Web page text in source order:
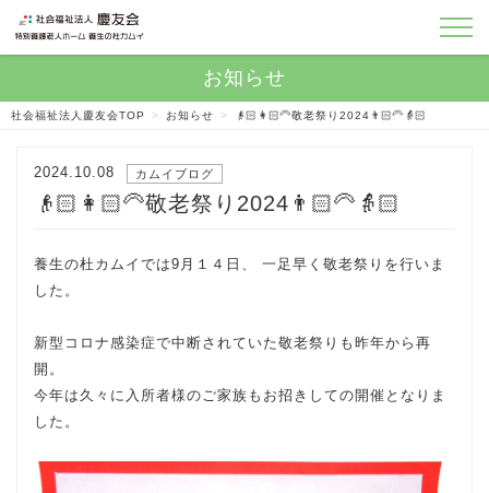
社会福祉法人慶友会TOP > お知らせ > 👴🏻👩🏻‍🦳敬老祭り2024👨🏻‍🦳👵🏻
2024.10.08 カムイブログ
👴🏻👩🏻‍🦳敬老祭り2024👨🏻‍🦳👵🏻
養生の杜カムイでは9月１４日、 一足早く敬老祭りを行いま
した。
新型コロナ感染症で中断されていた敬老祭りも昨年から再
開。
今年は久々に入所者様のご家族もお招きしての開催となりま
した。